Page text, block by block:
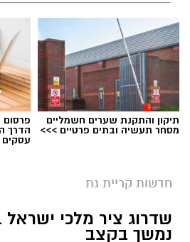
בנוסף, נמצא כי המוצרPRO
HAIR STRAIGHTENING GEL
במאגרי משרד הבריאות,
גליאוקסילית– רכיב האסור
להחלקת שיער בישראל.
במשרד הבריאות מסבירים כי
שימוש במוצרי החלקת שיער
מקרים שלכשל כלייתי
עוד נמסר כי בבדיקה שערכה
צילום: דוברות המשטרה
במהלך פעילות יזומה שביצעו
תיקון והתקנת שערים חשמליים
מסחר תעשיה ובתים פרטיים >>> הדרך
עסקים
חדשות קריית גת
שדרוג ציר מלכי ישראל
נמשך בקצב